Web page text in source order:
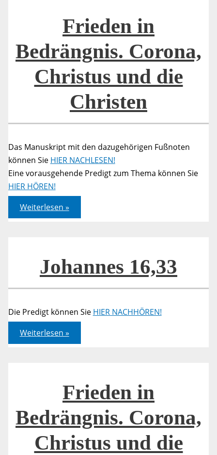
Frieden in
Bedrängnis. Corona,
Christus und die
Christen
Das Manuskript mit den dazugehörigen Fußnoten
können Sie HIER NACHLESEN!
Eine vorausgehende Predigt zum Thema können Sie
HIER HÖREN!
Frieden
in
Bedrängnis.
Christen
Weiterlesen »
Johannes 16,33
Die Predigt können Sie HIER NACHHÖREN!
Johannes
16,33
Weiterlesen »
Frieden in
Bedrängnis. Corona,
Christus und die